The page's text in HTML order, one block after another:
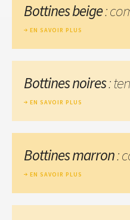
Bottines beige:
EN SAVOIR PLUS
Bottines noires:
EN SAVOIR PLUS
Bottines marron:
EN SAVOIR PLUS